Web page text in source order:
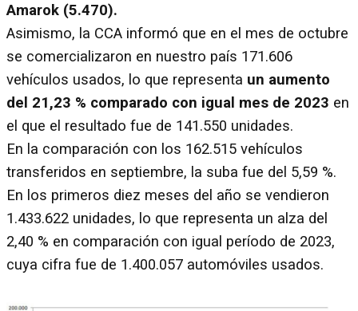
Amarok (5.470).
Asimismo, la CCA informó que en el mes de octubre
se comercializaron en nuestro país 171.606
vehículos usados, lo que representa un aumento
del 21,23 % comparado con igual mes de 2023 en
el que el resultado fue de 141.550 unidades.
En la comparación con los 162.515 vehículos
transferidos en septiembre, la suba fue del 5,59 %.
En los primeros diez meses del año se vendieron
1.433.622 unidades, lo que representa un alza del
2,40 % en comparación con igual período de 2023,
cuya cifra fue de 1.400.057 automóviles usados.